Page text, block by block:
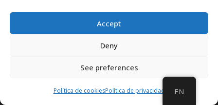
Accept
Deny
See preferences
Política de cookiesPolítica de privacidad EN